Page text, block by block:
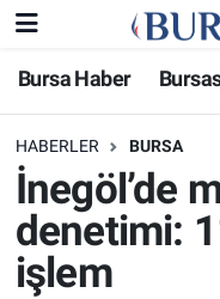
Bursa Haber
HABERLER BURSA
İnegöl’de
denetimi:
işlem
Bursa Haber
Genel
Politika
Bilim, Teknoloji
Bursa Nöbetçi
Bursa Hava
Bursa Namaz
Bursa Trafik